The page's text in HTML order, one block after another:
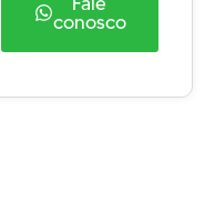
conosco